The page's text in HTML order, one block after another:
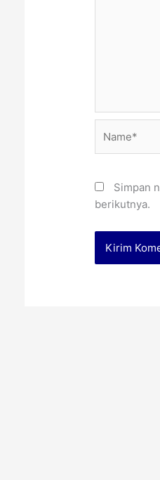
Simpan
berikutnya.